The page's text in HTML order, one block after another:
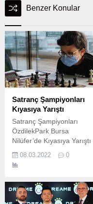
Benzer Konular
Satranç Şampiyonları
Kıyasıya Yarıştı
Satranç Şampiyonları
ÖzdilekPark Bursa
Nilüfer’de Kıyasıya Yarıştı
Şubat tarihlerinde 11 ayrı
ilde bulunan 14 Özdilek
satranç turnuvaları, 5 – 6
Mart tarihlerinde
08.03.2022 0